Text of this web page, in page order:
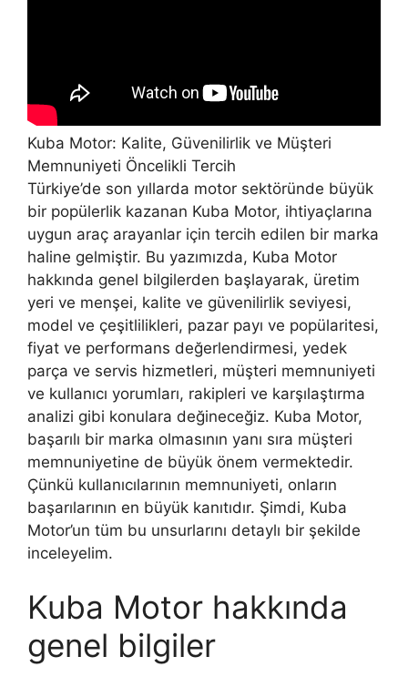
Kuba Motor: Kalite, Güvenilirlik ve Müşteri
Memnuniyeti Öncelikli Tercih
Türkiye’de son yıllarda motor sektöründe büyük
bir popülerlik kazanan Kuba Motor, ihtiyaçlarına
uygun araç arayanlar için tercih edilen bir marka
haline gelmiştir. Bu yazımızda, Kuba Motor
hakkında genel bilgilerden başlayarak, üretim
yeri ve menşei, kalite ve güvenilirlik seviyesi,
model ve çeşitlilikleri, pazar payı ve popülaritesi,
fiyat ve performans değerlendirmesi, yedek
parça ve servis hizmetleri, müşteri memnuniyeti
ve kullanıcı yorumları, rakipleri ve karşılaştırma
analizi gibi konulara değineceğiz. Kuba Motor,
başarılı bir marka olmasının yanı sıra müşteri
memnuniyetine de büyük önem vermektedir.
Çünkü kullanıcılarının memnuniyeti, onların
başarılarının en büyük kanıtıdır. Şimdi, Kuba
Motor’un tüm bu unsurlarını detaylı bir şekilde
inceleyelim.
Kuba Motor hakkında
genel bilgiler